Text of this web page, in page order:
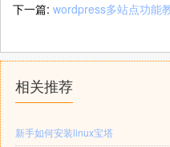
下一篇: wordpress多站点功能
相关推荐
新手如何安装linux宝塔